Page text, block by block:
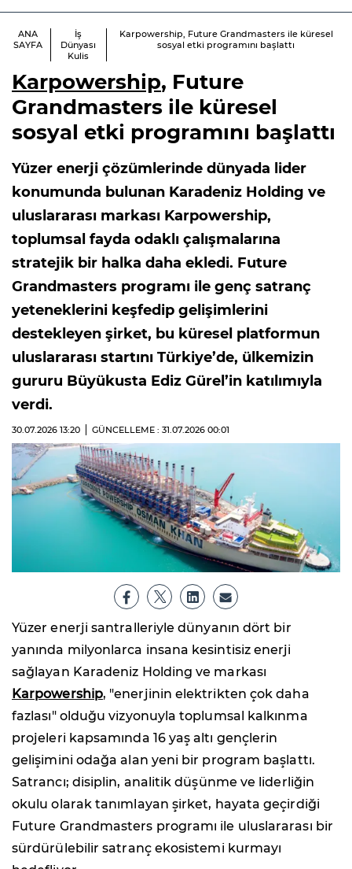
ANA
SAYFA
İş
Dünyası
Kulis
Karpowership, Future Grandmasters ile küresel
sosyal etki programını başlattı
Karpowership, Future
Grandmasters ile küresel
sosyal etki programını başlattı
Yüzer enerji çözümlerinde dünyada lider
konumunda bulunan Karadeniz Holding ve
uluslararası markası Karpowership,
toplumsal fayda odaklı çalışmalarına
stratejik bir halka daha ekledi. Future
Grandmasters programı ile genç satranç
yeteneklerini keşfedip gelişimlerini
destekleyen şirket, bu küresel platformun
uluslararası startını Türkiye’de, ülkemizin
gururu Büyükusta Ediz Gürel’in katılımıyla
verdi.
30.07.2026 13:20 GÜNCELLEME : 31.07.2026 00:01
Yüzer enerji santralleriyle dünyanın dört bir
yanında milyonlarca insana kesintisiz enerji
sağlayan Karadeniz Holding ve markası
Karpowership, "enerjinin elektrikten çok daha
fazlası" olduğu vizyonuyla toplumsal kalkınma
projeleri kapsamında 16 yaş altı gençlerin
gelişimini odağa alan yeni bir program başlattı.
Satrancı; disiplin, analitik düşünme ve liderliğin
okulu olarak tanımlayan şirket, hayata geçirdiği
Future Grandmasters programı ile uluslararası bir
sürdürülebilir satranç ekosistemi kurmayı